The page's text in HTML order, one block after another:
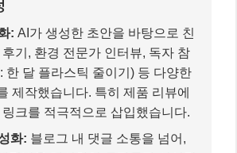
‘UGC(사용자 생성 콘텐츠)’ 섹션
.
시: 자신의 전문성을 살려 ‘초보자
스트 가이드 전자책’을 제작하여
하기 시작했습니다. 또한, 월 5,000
면 독점 콘텐츠와 온라인 워크숍
구독 모델도 도입했습니다.